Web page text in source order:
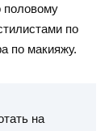
половому
по
по макияжу.
на